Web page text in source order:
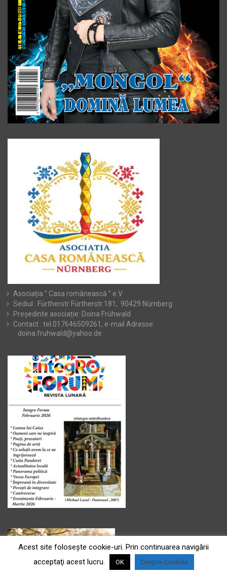
Asociația ” Casa românească ” e.V
Sediul : Fürtherstr Fürtherstr.181, 90429 Nürnberg
Președinte asociație: Doina Frühwald
Contact : tel.017646509261, e-mail Adresse:
doina.fruhwald@yahoo.de
Acest site foloseşte cookie-uri. Prin continuarea navigării
acceptaţi acest lucru.
OK Despre Cookies